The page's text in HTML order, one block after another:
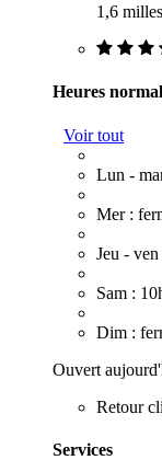
1,6 milles
Heures
Voir tout
Lun -
Mer :
Jeu -
Sam :
Dim :
Ouvert
Retour
Services